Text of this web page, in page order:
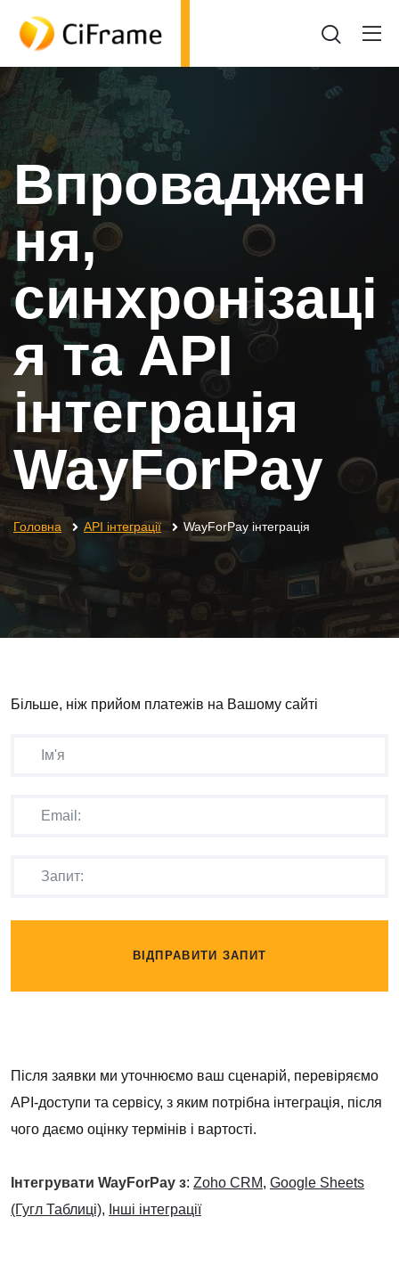
Впроваджен
ня,
синхронізаці
я та API
інтеграція
WayForPay
Головна API інтеграції WayForPay інтеграція
Більше, ніж прийом платежів на Вашому сайті
ВІДПРАВИТИ ЗАПИТ
Після заявки ми уточнюємо ваш сценарій, перевіряємо
API-доступи та сервісу, з яким потрібна інтеграція, після
чого даємо оцінку термінів і вартості.
Інтегрувати WayForPay з: Zoho CRM, Google Sheets
(Гугл Таблиці), Інші інтеграції